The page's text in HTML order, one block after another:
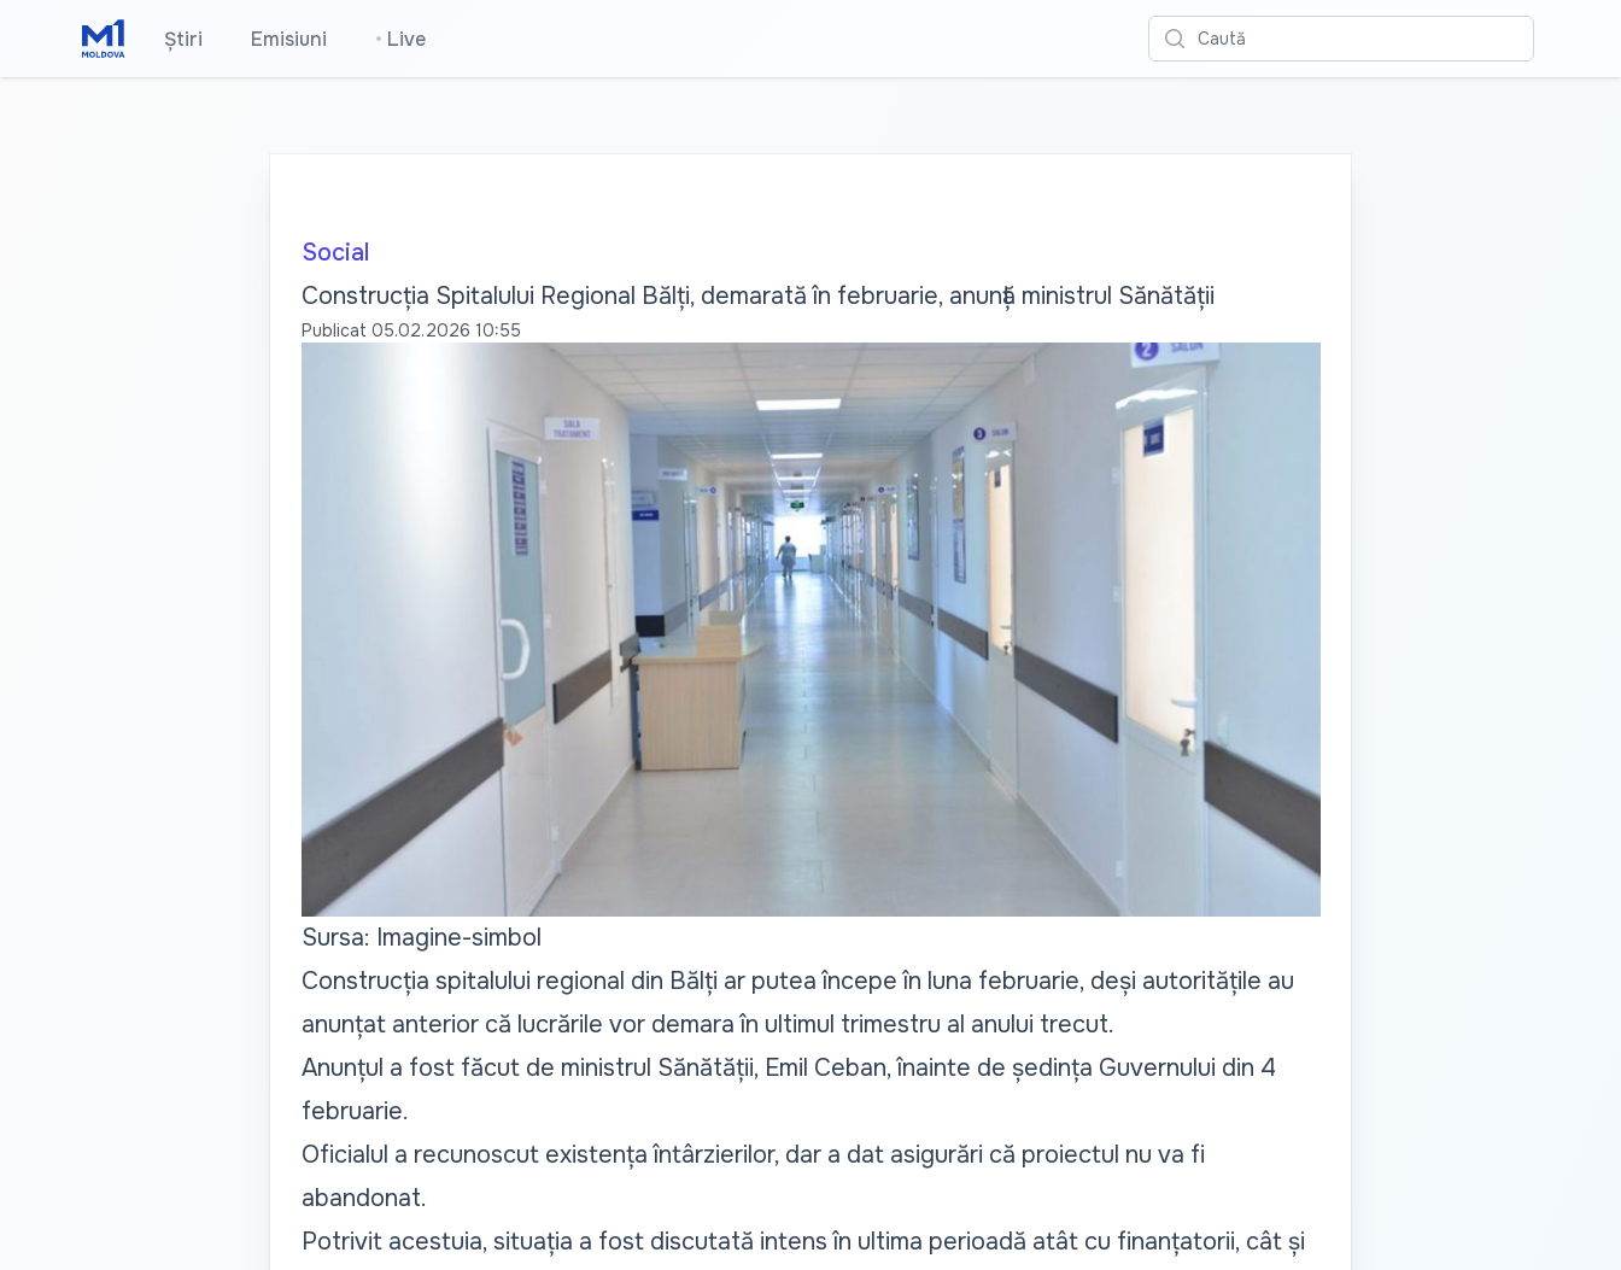
Știri Emisiuni • Live Caută
Social
Construcția Spitalului Regional Bălți, demarată în februarie, anunță ministrul Sănătății
Publicat 05.02.2026 10:55
Sursa: Imagine-simbol
Construcția spitalului regional din Bălți ar putea începe în luna februarie, deși autoritățile au
anunțat anterior că lucrările vor demara în ultimul trimestru al anului trecut.
Anunțul a fost făcut de ministrul Sănătății, Emil Ceban, înainte de ședința Guvernului din 4
februarie.
Oficialul a recunoscut existența întârzierilor, dar a dat asigurări că proiectul nu va fi
abandonat.
Potrivit acestuia, situația a fost discutată intens în ultima perioadă atât cu finanțatorii, cât și